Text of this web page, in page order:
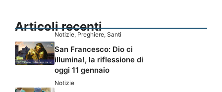
Articoli recenti
Notizie, Preghiere, Santi
San Francesco: Dio ci
illumina!, la riflessione di
oggi 11 gennaio
Notizie